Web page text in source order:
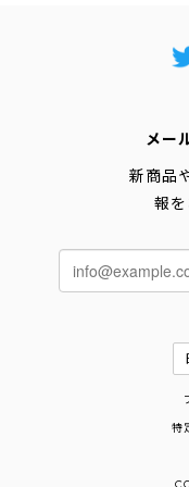
メー
新商品
報を
特